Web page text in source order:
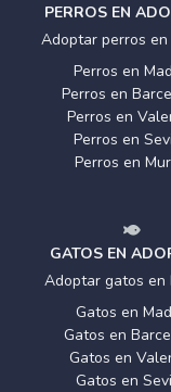
PERROS EN
Adoptar perros en
Perros en
Perros en
Perros en
Perros en
Perros en
GATOS EN
Adoptar gatos en
Gatos en
Gatos en
Gatos en
Gatos en